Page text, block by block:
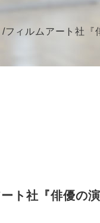
ルムアート社『俳
ト社『俳優の